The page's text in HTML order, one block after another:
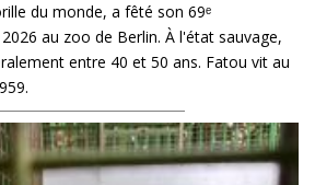
du monde, a fêté son 69ᵉ
au zoo de Berlin. À l'état sauvage,
entre 40 et 50 ans. Fatou vit au